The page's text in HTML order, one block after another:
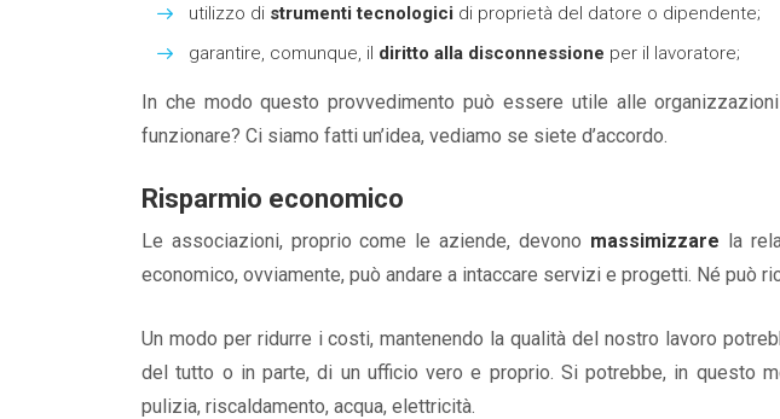
utilizzo di strumenti tecnologici di proprietà del datore o dipendente;
garantire, comunque, il diritto alla disconnessione per il lavoratore;
In che modo questo provvedimento può essere utile alle organizzazioni
funzionare? Ci siamo fatti un’idea, vediamo se siete d’accordo.
Risparmio economico
Le associazioni, proprio come le aziende, devono massimizzare la
economico, ovviamente, può andare a intaccare servizi e progetti. Né può
Un modo per ridurre i costi, mantenendo la qualità del nostro lavoro
del tutto o in parte, di un ufficio vero e proprio. Si potrebbe, in questo
pulizia, riscaldamento, acqua, elettricità.